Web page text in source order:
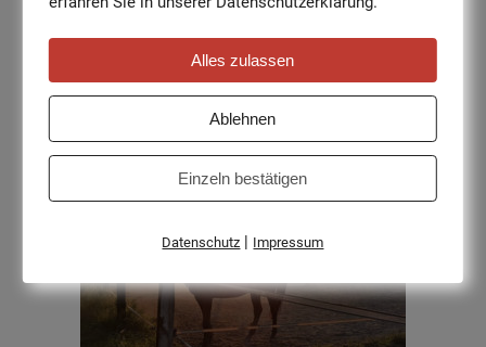
Paddockboxen, angrenzendes Weideland und vieles mehr.
Mehr erfahren
Alles zulassen
Ablehnen
Einzeln bestätigen
Datenschutz | Impressum